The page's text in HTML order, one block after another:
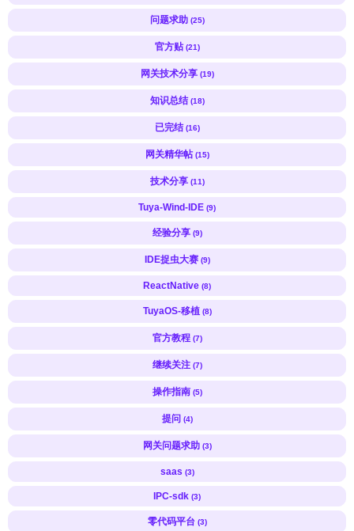
问题求助 (25)
官方贴 (21)
网关技术分享 (19)
知识总结 (18)
已完结 (16)
网关精华帖 (15)
技术分享 (11)
Tuya-Wind-IDE (9)
经验分享 (9)
IDE捉虫大赛 (9)
ReactNative (8)
TuyaOS-移植 (8)
官方教程 (7)
继续关注 (7)
操作指南 (5)
提问 (4)
网关问题求助 (3)
saas (3)
IPC-sdk (3)
零代码平台 (3)